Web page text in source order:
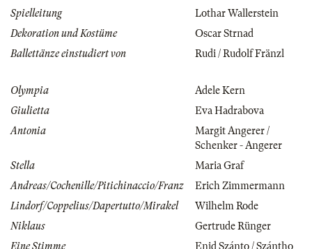
Spielleitung
Lothar Wallerstein
Dekoration und Kostüme
Oscar Strnad
Ballettänze einstudiert von
Rudi / Rudolf Fränzl
Olympia
Adele Kern
Giulietta
Eva Hadrabova
Antonia
Margit Angerer /
Schenker - Angerer
Stella
Maria Graf
Andreas/Cochenille/Pitichinaccio/Franz
Erich Zimmermann
Lindorf/Coppelius/Dapertutto/Mirakel
Wilhelm Rode
Niklaus
Gertrude Rünger
Eine Stimme
Enid Szánto / Szántho